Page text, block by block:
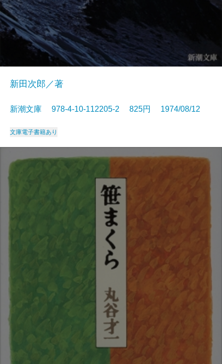
新田次郎／著
新潮文庫 978-4-10-112205-2 825円 1974/08/12
文庫電子書籍あり